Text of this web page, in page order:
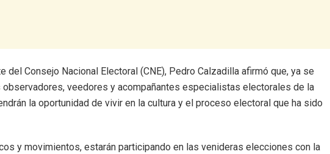
del Consejo Nacional Electoral (CNE), Pedro Calzadilla afirmó que, ya se
observadores, veedores y acompañantes especialistas electorales de la
la oportunidad de vivir en la cultura y el proceso electoral que ha sido
y movimientos, estarán participando en las venideras elecciones con la